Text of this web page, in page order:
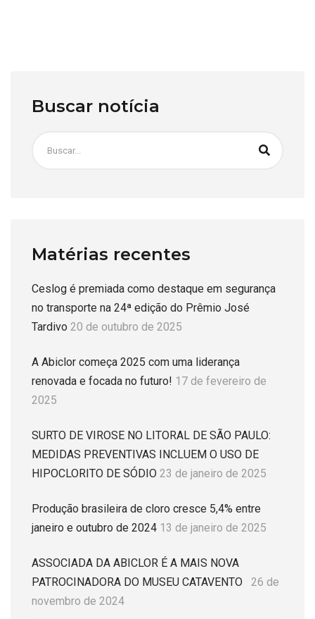
Buscar notícia
Matérias recentes
Ceslog é premiada como destaque em segurança
no transporte na 24ª edição do Prêmio José
Tardivo 20 de outubro de 2025
A Abiclor começa 2025 com uma liderança
renovada e focada no futuro! 17 de fevereiro de
2025
SURTO DE VIROSE NO LITORAL DE SÃO PAULO:
MEDIDAS PREVENTIVAS INCLUEM O USO DE
HIPOCLORITO DE SÓDIO 23 de janeiro de 2025
Produção brasileira de cloro cresce 5,4% entre
janeiro e outubro de 2024 13 de janeiro de 2025
ASSOCIADA DA ABICLOR É A MAIS NOVA
PATROCINADORA DO MUSEU CATAVENTO
26 de
novembro de 2024